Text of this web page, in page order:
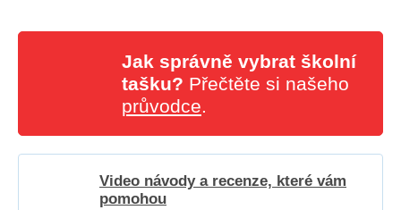
Jak správně vybrat školní
tašku? Přečtěte si našeho
průvodce.
Video návody a recenze, které vám
pomohou